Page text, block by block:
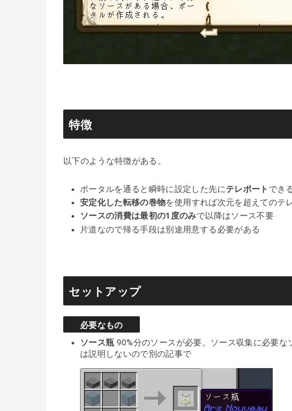
特徴
以下のような特徴がある。
ポータルを通ると瞬時に設定した先にテレポート でき
安定化した転移の巻物を使用すれば次元を超えてのテ
ソースの消費は最初の1度のみで以降はソース不要
片道なので帰る手段は別途用意する必要がある
セットアップ
必要なもの
ソース瓶 90%分のソースが必要。ソース収集に必要
は説明しないので別の記事で